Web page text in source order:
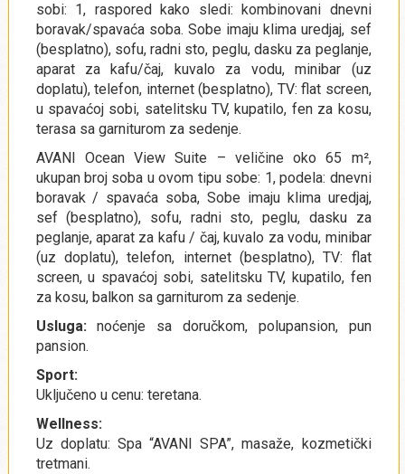
sobi: 1, raspored kako sledi: kombinovani dnevni
boravak/spavaća soba. Sobe imaju klima uredjaj, sef
(besplatno), sofu, radni sto, peglu, dasku za peglanje,
aparat za kafu/čaj, kuvalo za vodu, minibar (uz
doplatu), telefon, internet (besplatno), TV: flat screen,
u spavaćoj sobi, satelitsku TV, kupatilo, fen za kosu,
terasa sa garniturom za sedenje.
AVANI Ocean View Suite – veličine oko 65 m²,
ukupan broj soba u ovom tipu sobe: 1, podela: dnevni
boravak / spavaća soba, Sobe imaju klima uredjaj,
sef (besplatno), sofu, radni sto, peglu, dasku za
peglanje, aparat za kafu / čaj, kuvalo za vodu, minibar
(uz doplatu), telefon, internet (besplatno), TV: flat
screen, u spavaćoj sobi, satelitsku TV, kupatilo, fen
za kosu, balkon sa garniturom za sedenje.
Usluga:noćenje sa doručkom, polupansion, pun
pansion.
Sport:
Uključeno u cenu: teretana.
Wellness:
Uz doplatu: Spa “AVANI SPA”, masaže, kozmetički
tretmani.